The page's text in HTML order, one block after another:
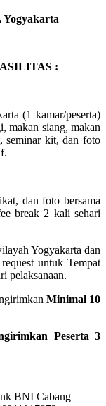
Yogyakarta
:
(1 kamar/peserta)
makan siang, makan
seminar kit, dan foto
dan foto bersama
break 2 kali sehari
Yogyakarta dan
untuk Tempat
pelaksanaan.
Minimal 10
Peserta 3
BNI Cabang